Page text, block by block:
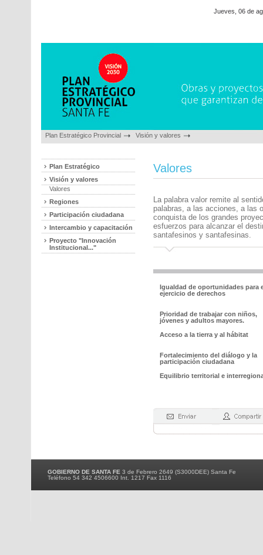
Jueves, 06 de
Plan Estratégico Provincial Visión y valores
Plan Estratégico
Visión y valores
Valores
Regiones
Participación ciudadana
Intercambio y capacitación
Proyecto "Innovación
Institucional..."
Valores
La palabra valor remite al
palabras, a las acciones, a las
conquista de los grandes
esfuerzos para alcanzar el
santafesinos y santafesinas.
Igualdad de oportunidades para
ejercicio de derechos
Prioridad de trabajar con niños,
jóvenes y adultos mayores.
Acceso a la tierra y al hábitat
Fortalecimiento del diálogo y la
participación ciudadana
Equilibrio territorial e
GOBIERNO DE SANTA FE 3 de Febrero 2649 (S3000DEE) Santa Fe
Teléfono 54 342 4506600 Int. 1217 Fax 1116